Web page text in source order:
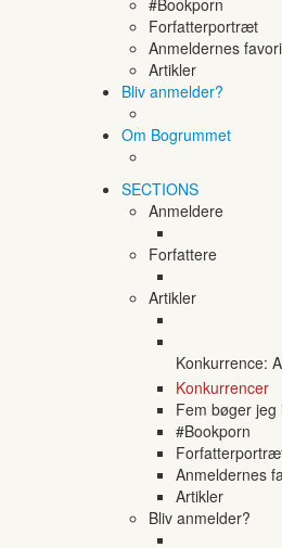
#Bookporn
Forfatterportræt
Anmeldernes
Artikler
Bliv anmelder?
Om Bogrummet
SECTIONS
Anmeldere
Forfattere
Artikler
Konkurrence:
Konkurrencer
Fem bøger
#Bookporn
Anmeldernes
Artikler
Bliv anmelder?